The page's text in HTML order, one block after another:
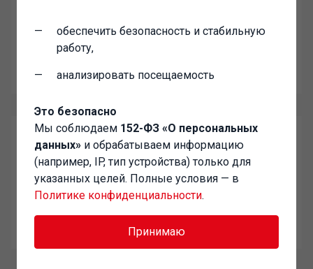
Panda Gold Protection 2016
Все лучшее от Panda для вас.
Panda Global Protection 2016
Язык интерфейса: Русский
обеспечить безопасность и стабильную
работу,
анализировать посещаемость
Это безопасно
Мы соблюдаем 152-ФЗ «О персональных
данных» и обрабатываем информацию
(например, IP, тип устройства) только для
указанных целей. Полные условия — в
Политике конфиденциальности.
Принимаю